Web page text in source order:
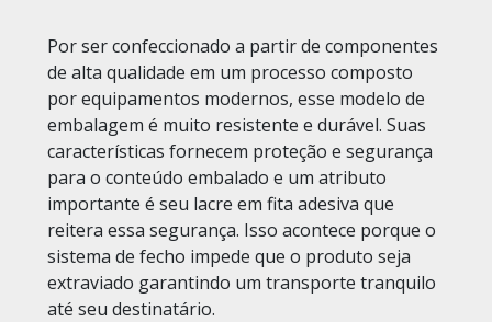
Por ser confeccionado a partir de componentes
de alta qualidade em um processo composto
por equipamentos modernos, esse modelo de
embalagem é muito resistente e durável. Suas
características fornecem proteção e segurança
para o conteúdo embalado e um atributo
importante é seu lacre em fita adesiva que
reitera essa segurança. Isso acontece porque o
sistema de fecho impede que o produto seja
extraviado garantindo um transporte tranquilo
até seu destinatário.